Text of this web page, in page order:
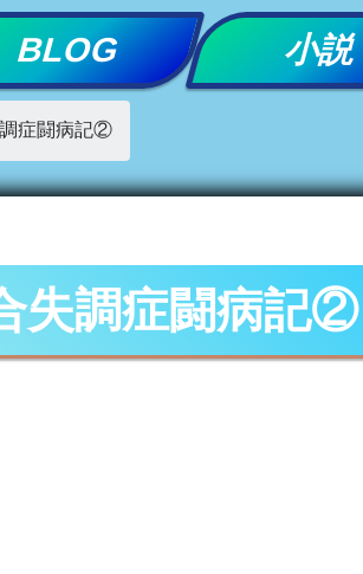
BLOG 小説
症闘病記②
失調症闘病記②